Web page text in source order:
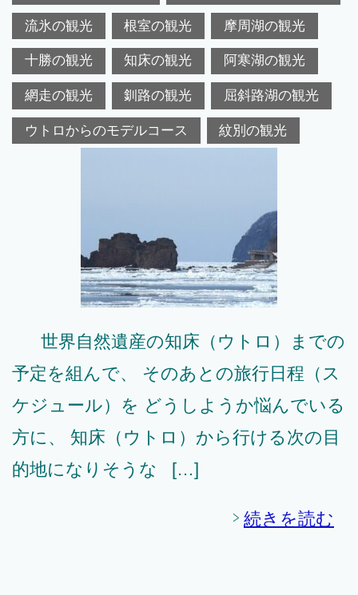
流氷の観光 根室の観光 摩周湖の観光
十勝の観光 知床の観光 阿寒湖の観光
網走の観光 釧路の観光 屈斜路湖の観光
ウトロからのモデルコース 紋別の観光
世界自然遺産の知床（ウトロ）までの
予定を組んで、 そのあとの旅行日程（ス
ケジュール）を どうしようか悩んでいる
方に、 知床（ウトロ）から行ける次の目
的地になりそうな […]
続きを読む